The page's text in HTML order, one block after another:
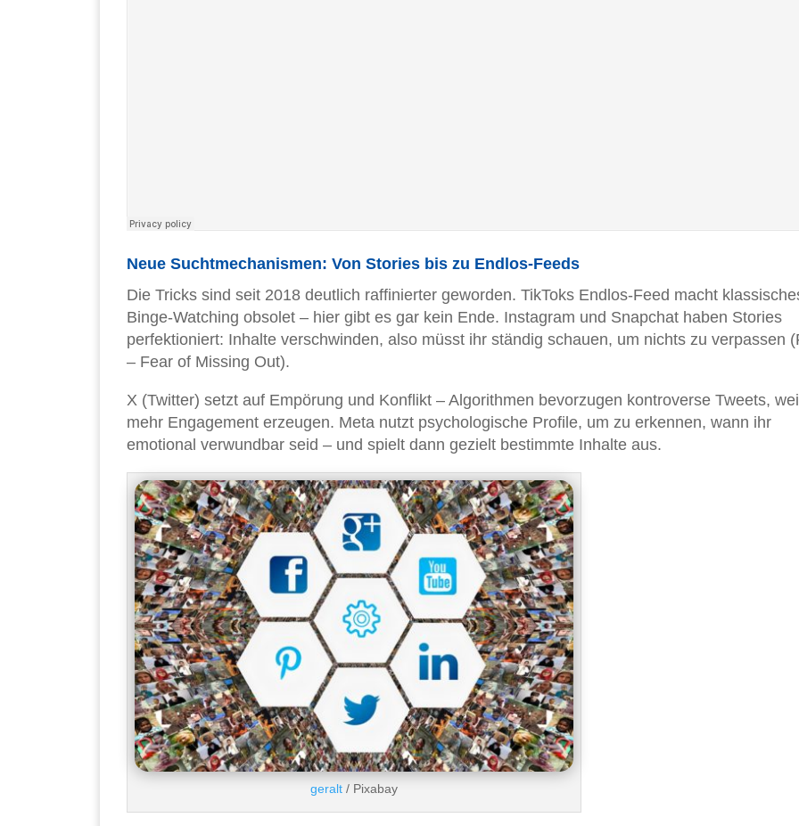
Neue Suchtmechanismen: Von Stories bis zu Endlos-Feeds
Die Tricks sind seit 2018 deutlich raffinierter geworden. TikToks Endlos-Feed macht
Binge-Watching obsolet – hier gibt es gar kein Ende. Instagram und Snapchat haben Stories
perfektioniert: Inhalte verschwinden, also müsst ihr ständig schauen, um nichts zu verpassen
– Fear of Missing Out).
X (Twitter) setzt auf Empörung und Konflikt – Algorithmen bevorzugen kontroverse Tweets,
mehr Engagement erzeugen. Meta nutzt psychologische Profile, um zu erkennen, wann ihr
emotional verwundbar seid – und spielt dann gezielt bestimmte Inhalte aus.
geralt / Pixabay